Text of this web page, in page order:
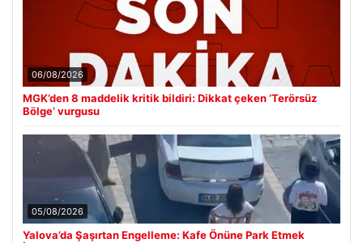
06/08/2026
MGK’den 8 maddelik kritik bildiri: Dikkat çeken ‘Terörsüz
Bölge’ vurgusu
05/08/2026
Yalova’da Şaşırtan Engelleme: Kafe Önüne Park Etmek